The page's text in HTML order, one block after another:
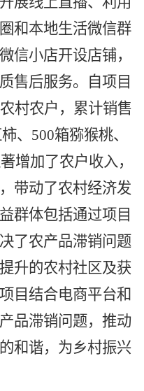
和本地生活微信群
微信小店开设店铺，
售后服务。自项目
村农户，累计销售
、 500箱猕猴桃、
增加了农户收入，
带动了农村经济发
群体包括通过项目
了农产品滞销问题
升的农村社区及获
目结合电商平台和
品滞销问题，推动
和谐，为乡村振兴